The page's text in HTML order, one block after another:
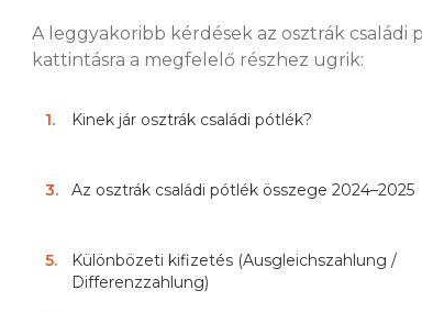
A leggyakoribb kérdések az osztrák
kattintásra a megfelelő részhez ugrik:
1. Kinek jár osztrák családi pótlék?
3. Az osztrák családi pótlék összege 2024–2025
5.
Különbözeti kifizetés (Ausgleichszahlung /
Differenzzahlung)